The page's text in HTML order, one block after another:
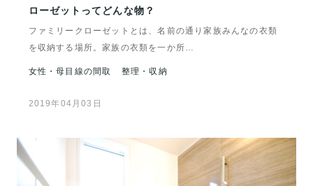
ローゼットってどんな物？
ファミリークローゼットとは、名前の通り家族みんなの衣類
を収納する場所。家族の衣類を一か所…
女性・母目線の間取 整理・収納
2019年04月03日